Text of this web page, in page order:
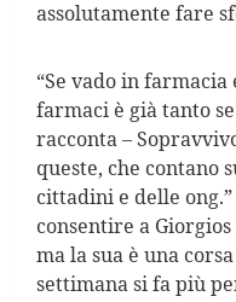
assolutamente fare
“Se vado in
farmaci è già tanto
racconta –
queste, che contano
cittadini e delle
consentire a
ma la sua è una
settimana si fa più